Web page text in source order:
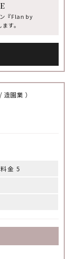
『Flan by
す。
園業 ）
金 5